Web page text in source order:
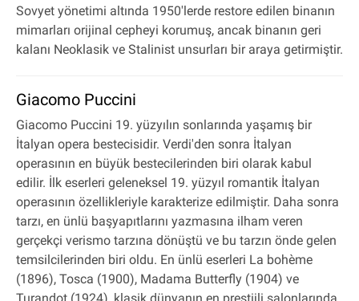
Sovyet yönetimi altında 1950'lerde restore edilen binanın
mimarları orijinal cepheyi korumuş, ancak binanın geri
kalanı Neoklasik ve Stalinist unsurları bir araya getirmiştir.
Giacomo Puccini
Giacomo Puccini 19. yüzyılın sonlarında yaşamış bir
İtalyan opera bestecisidir. Verdi'den sonra İtalyan
operasının en büyük bestecilerinden biri olarak kabul
edilir. İlk eserleri geleneksel 19. yüzyıl romantik İtalyan
operasının özellikleriyle karakterize edilmiştir. Daha sonra
tarzı, en ünlü başyapıtlarını yazmasına ilham veren
gerçekçi verismo tarzına dönüştü ve bu tarzın önde gelen
temsilcilerinden biri oldu. En ünlü eserleri La bohème
(1896), Tosca (1900), Madama Butterfly (1904) ve